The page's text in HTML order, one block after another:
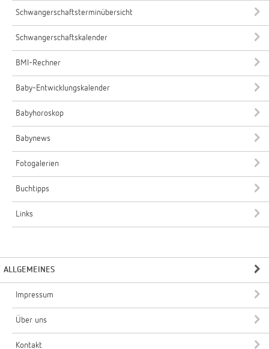
Schwangerschaftsterminübersicht
Schwangerschaftskalender
BMI-Rechner
Baby-Entwicklungskalender
Babyhoroskop
Babynews
Fotogalerien
Buchtipps
Links
ALLGEMEINES
Impressum
Über uns
Kontakt